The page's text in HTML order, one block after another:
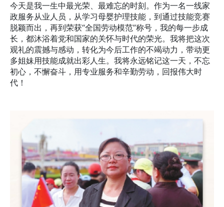
今天是我一生中最光荣、最难忘的时刻。作为一名一线家
政服务从业人员，从学习母婴护理技能，到通过技能竞赛
脱颖而出，再到荣获“全国劳动模范”称号，我的每一步成
长，都沐浴着党和国家的关怀与时代的荣光。我将把这次
观礼的震撼与感动，转化为今后工作的不竭动力，带动更
多姐妹用技能成就出彩人生。我将永远铭记这一天，不忘
初心，不懈奋斗，用专业服务和辛勤劳动，回报伟大时
代！